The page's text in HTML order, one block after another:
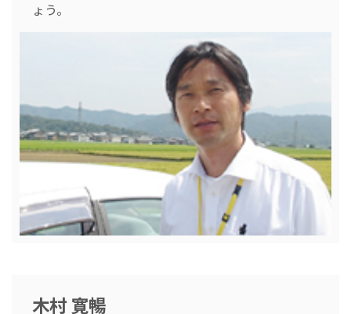
ょう。
木村 寛暢